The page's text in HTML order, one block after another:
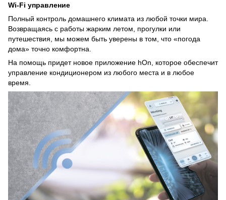
Wi-Fi управление
Полный контроль домашнего климата из любой точки мира.
Возвращаясь с работы жарким летом, прогулки или
путешествия, мы можем быть уверены в том, что «погода
дома» точно комфортна.
На помощь придет новое приложение hOn, которое обеспечит
управление кондиционером из любого места и в любое
время.